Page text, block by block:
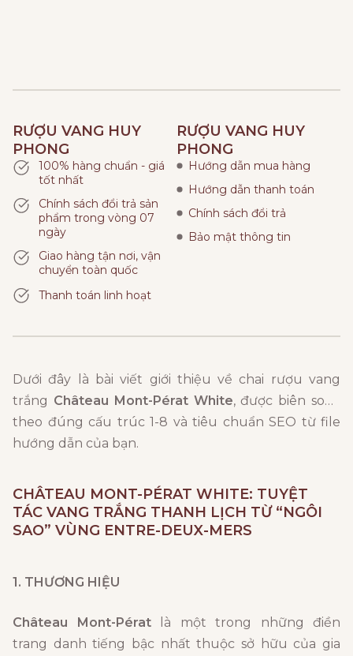
RƯỢU VANG HUY
PHONG
100% hàng chuẩn - giá
tốt nhất
Chính sách đổi trả sản
phẩm trong vòng 07
ngày
Giao hàng tận nơi, vận
chuyển toàn quốc
Thanh toán linh hoạt
RƯỢU VANG HUY
PHONG
Hướng dẫn mua hàng
Hướng dẫn thanh toán
Chính sách đổi trả
Bảo mật thông tin
Dưới đây là bài viết giới thiệu về chai rượu vang
trắng Château Mont-Pérat White, được biên soạn
theo đúng cấu trúc 1-8 và tiêu chuẩn SEO từ file
hướng dẫn của bạn.
CHÂTEAU MONT-PÉRAT WHITE: TUYỆT
TÁC VANG TRẮNG THANH LỊCH TỪ “NGÔI
SAO” VÙNG ENTRE-DEUX-MERS
1. THƯƠNG HIỆU
Château Mont-Pératlà một trong những điền
trang danh tiếng bậc nhất thuộc sở hữu của gia